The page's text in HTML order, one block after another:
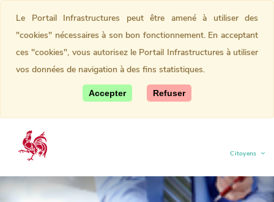
Citoyens
(current)
Le Portail Infrastructures peut être amené à utiliser des
"cookies" nécessaires à son bon fonctionnement. En acceptant
ces "cookies", vous autorisez le Portail Infrastructures à utiliser
vos données de navigation à des fins statistiques.
Accepter Refuser